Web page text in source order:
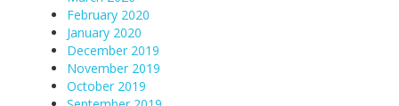
February 2020
January 2020
December 2019
November 2019
October 2019